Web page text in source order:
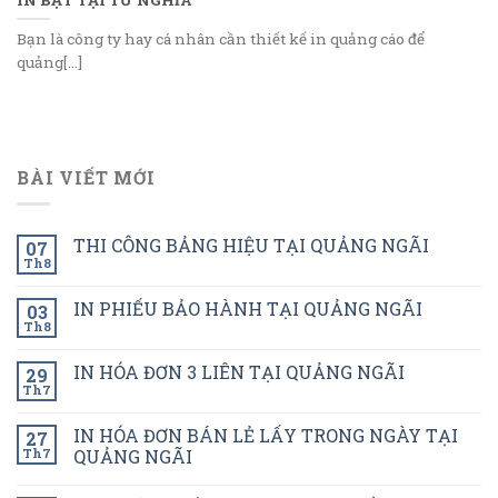
Bạn là công ty hay cá nhân cần thiết kế in quảng cáo để
quảng[...]
BÀI VIẾT MỚI
07
Th8
THI CÔNG BẢNG HIỆU TẠI QUẢNG NGÃI
03
Th8
IN PHIẾU BẢO HÀNH TẠI QUẢNG NGÃI
29
Th7
IN HÓA ĐƠN 3 LIÊN TẠI QUẢNG NGÃI
27
Th7
IN HÓA ĐƠN BÁN LẺ LẤY TRONG NGÀY TẠI
QUẢNG NGÃI